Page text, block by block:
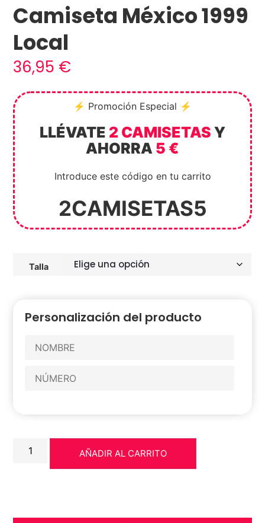
Camiseta México 1999
Local
36,95 €
⚡ Promoción Especial ⚡
LLÉVATE 2 CAMISETAS Y
AHORRA 5 €
Introduce este código en tu carrito
2CAMISETAS5
Talla
Personalización del producto
AÑADIR AL CARRITO